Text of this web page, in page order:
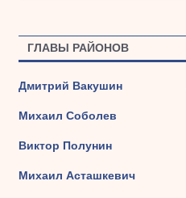
ГЛАВЫ РАЙОНОВ
Дмитрий Вакушин
Михаил Соболев
Виктор Полунин
Михаил Асташкевич